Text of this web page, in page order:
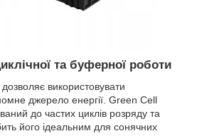
та буферної роботи
дозволяє використовувати
джерело енергії. Green Cell
до частих циклів розряду та
його ідеальним для сонячних